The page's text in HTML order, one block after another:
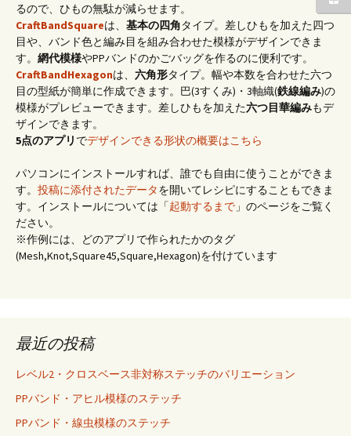
るので、ひもの無駄が減らせます。
CraftBandSquareは、 基本の四角タイプ。差しひもを加えた四つ
目や、バンド色と編み目を組み合わせた模様がデザインできま
す。 網代模様やPPバンドのかごバッグを作るのに便利です。
CraftBandHexagonは、 六角形タイプ。幅や本数を合わせた六つ
目の型紙が簡単に作成できます。巴(3すくみ)・3軸織(鉄線編み)の
模様がプレビューできます。差しひもを加えた六つ目華編みもデ
ザインできます。
5点のアプリ でデザインできる形状の概要はこちら
パソコンにインストールすれば、誰でも自由に使うことができま
す。 投稿に添付されたデータを開いてレシピにすることもできま
す。インストールについては「起動するまで 」のページをご覧く
ださい。
※作例には、どのアプリで作られたかのタグ
(Mesh,Knot,Square45,Square,Hexagon)を付けています
最近の投稿
レベル2・クロスベース非対称ステッチのバリエーション
PPバンド・アヒル模様のステッチ
PPバンド・線虫模様のステッチ